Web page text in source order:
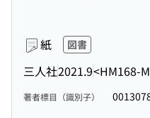
紙 図書
三人社2021.9<HM168-
著者標目（識別子）